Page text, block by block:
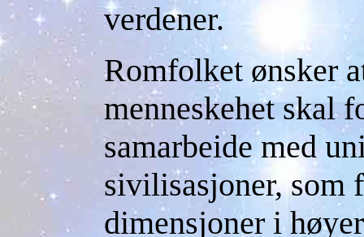
verdener.
Romfolket ønsker
menneskehet skal
samarbeide med
sivilisasjoner, som
dimensjoner i